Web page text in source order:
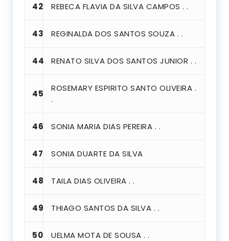
42 REBECA FLAVIA DA SILVA CAMPOS . .
43 REGINALDA DOS SANTOS SOUZA . .
44 RENATO SILVA DOS SANTOS JUNIOR . .
45
ROSEMARY ESPIRITO SANTO OLIVEIRA .
.
46 SONIA MARIA DIAS PEREIRA . .
47 SONIA DUARTE DA SILVA
48 TAILA DIAS OLIVEIRA . .
49 THIAGO SANTOS DA SILVA . .
50 UELMA MOTA DE SOUSA . .